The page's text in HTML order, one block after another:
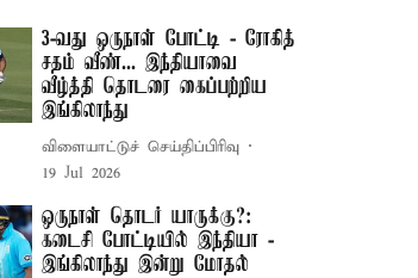
3-வது ஒருநாள் போட்டி - ரோகித்
சதம் வீண்... இந்தியாவை
வீழ்த்தி தொடரை கைப்பற்றிய
இங்கிலாந்து
விளையாட்டுச் செய்திப்பிரிவு
19 Jul 2026
ஒருநாள் தொடர் யாருக்கு?:
கடைசி போட்டியில் இந்தியா -
இங்கிலாந்து இன்று மோதல்